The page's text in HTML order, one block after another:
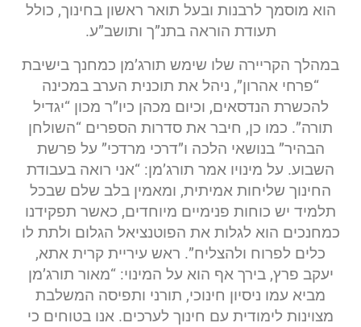
הוא מוסמך לרבנות ובעל תואר ראשון בחינוך, כולל
תעודת הוראה בתנ”ך ותושב”ע.
במהלך הקריירה שלו שימש תורג’מן כמחנך בישיבת
“פרחי אהרון”, ניהל את תוכנית הערב במכינה
להכשרת הנדסאים, וכיום מכהן כיו”ר מכון “יגדיל
תורה”. כמו כן, חיבר את סדרות הספרים “השולחן
הבהיר” בנושאי הלכה ו”דרכי מרדכי” על פרשת
השבוע. על מינויו אמר תורג’מן: “אני רואה בעבודת
החינוך שליחות אמיתית, ומאמין בלב שלם שבכל
תלמיד יש כוחות פנימיים מיוחדים, כאשר תפקידנו
כמחנכים הוא לגלות את הפוטנציאל הגלום ולתת לו
כלים לפרוח ולהצליח”. ראש עיריית קרית אתא,
יעקב פרץ, בירך אף הוא על המינוי: “מאור תורג’מן
מביא עמו ניסיון חינוכי, תורני ותפיסה המשלבת
מצוינות לימודית עם חינוך לערכים. אנו בטוחים כי